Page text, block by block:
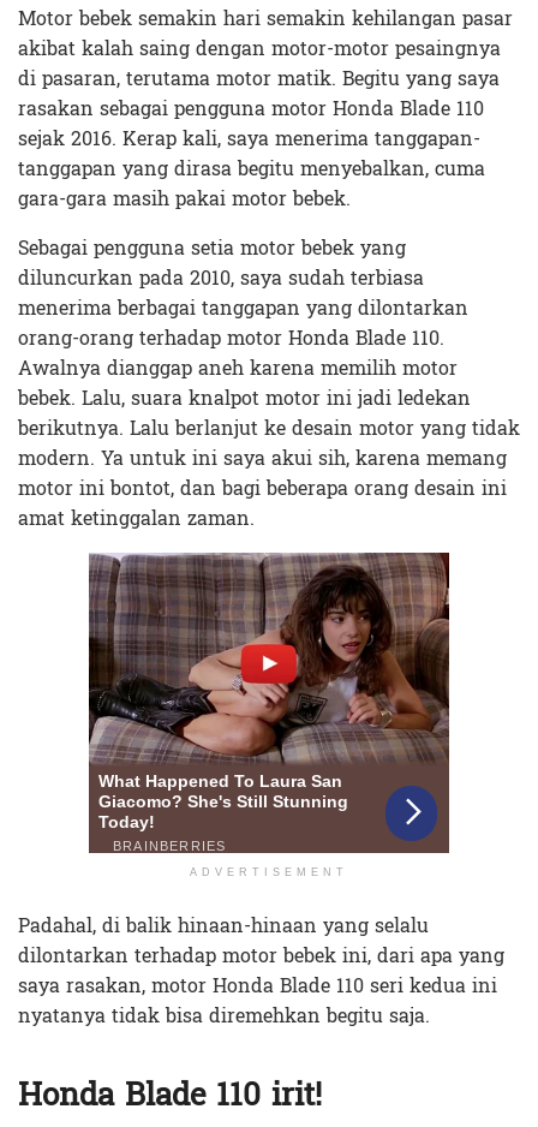
Motor bebek semakin hari semakin kehilangan pasar
akibat kalah saing dengan motor-motor pesaingnya
di pasaran, terutama motor matik. Begitu yang saya
rasakan sebagai pengguna motor Honda Blade 110
sejak 2016. Kerap kali, saya menerima tanggapan-
tanggapan yang dirasa begitu menyebalkan, cuma
gara-gara masih pakai motor bebek.
Sebagai pengguna setia motor bebek yang
diluncurkan pada 2010, saya sudah terbiasa
menerima berbagai tanggapan yang dilontarkan
orang-orang terhadap motor Honda Blade 110.
Awalnya dianggap aneh karena memilih motor
bebek. Lalu, suara knalpot motor ini jadi ledekan
berikutnya. Lalu berlanjut ke desain motor yang tidak
modern. Ya untuk ini saya akui sih, karena memang
motor ini bontot, dan bagi beberapa orang desain ini
amat ketinggalan zaman.
ADVERTISEMENT
Padahal, di balik hinaan-hinaan yang selalu
dilontarkan terhadap motor bebek ini, dari apa yang
saya rasakan, motor Honda Blade 110 seri kedua ini
nyatanya tidak bisa diremehkan begitu saja.
Honda Blade 110 irit!